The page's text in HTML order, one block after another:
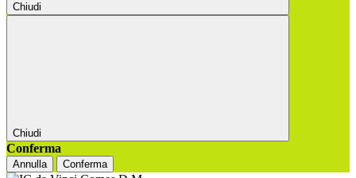
Chiudi
Chiudi
Conferma
Annulla Conferma